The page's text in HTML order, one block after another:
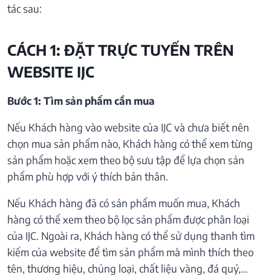
tác sau:
CÁCH 1: ĐẶT TRỰC TUYẾN TRÊN
WEBSITE IJC
Bước 1: Tìm sản phẩm cần mua
Nếu Khách hàng vào website của IJC và chưa biết nên
chọn mua sản phẩm nào, Khách hàng có thể xem từng
sản phẩm hoặc xem theo bộ sưu tập để lựa chọn sản
phẩm phù hợp với ý thích bản thân.
Nếu Khách hàng đã có sản phẩm muốn mua, Khách
hàng có thể xem theo bộ lọc sản phẩm được phân loại
của IJC. Ngoài ra, Khách hàng có thể sử dụng thanh tìm
kiếm của website để tìm sản phẩm mà mình thích theo
tên, thương hiệu, chủng loại, chất liệu vàng, đá quý,…